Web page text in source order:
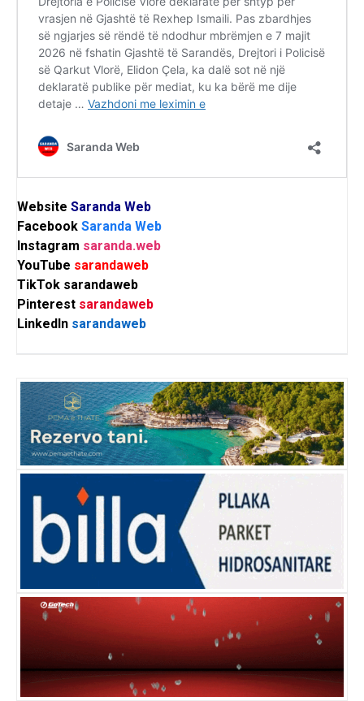
Website Saranda Web
Facebook Saranda Web
Instagram saranda.web
YouTube sarandaweb
TikTok sarandaweb
Pinterest sarandaweb
LinkedIn sarandaweb